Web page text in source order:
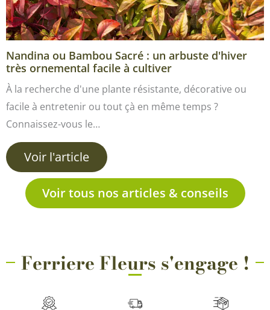
Nandina ou Bambou Sacré : un arbuste d'hiver
très ornemental facile à cultiver
À la recherche d'une plante résistante, décorative ou
facile à entretenir ou tout çà en même temps ?
Connaissez-vous le…
Voir l'article
Voir tous nos articles & conseils
Ferriere Fleurs s'engage !